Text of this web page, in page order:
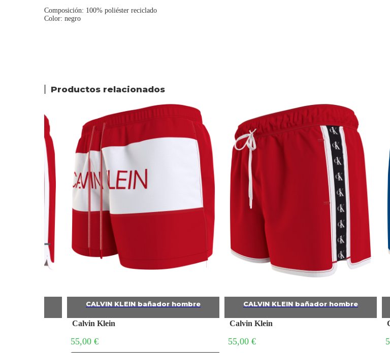
Composición: 100% poliéster reciclado
Color: negro
Productos relacionados
CALVIN KLEIN bañador hombre
Calvin Klein
55,00 €
CALVIN KLEIN bañador hombre
Calvin Klein
55,00 €